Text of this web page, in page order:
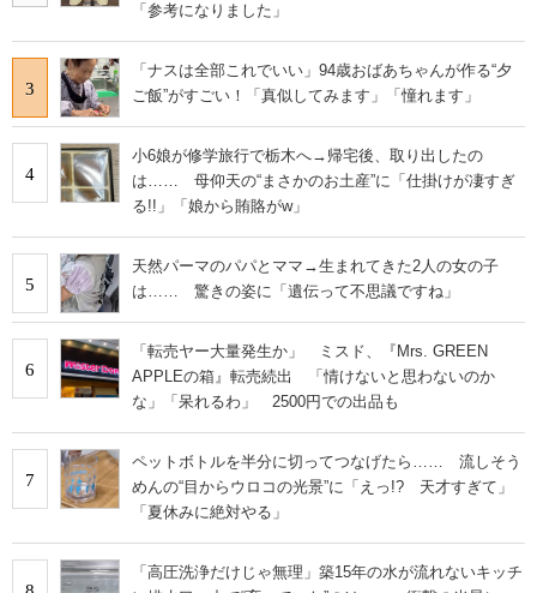
「参考になりました」
3
「ナスは全部これでいい」94歳おばあちゃんが作る“夕
ご飯”がすごい！「真似してみます」「憧れます」
4
小6娘が修学旅行で栃木へ→帰宅後、取り出したの
は…… 母仰天の“まさかのお土産”に「仕掛けが凄すぎ
る!!」「娘から賄賂がw」
5
天然パーマのパパとママ→生まれてきた2人の女の子
は…… 驚きの姿に「遺伝って不思議ですね」
6
「転売ヤー大量発生か」 ミスド、『Mrs. GREEN
APPLEの箱』転売続出 「情けないと思わないのか
な」「呆れるわ」 2500円での出品も
7
ペットボトルを半分に切ってつなげたら…… 流しそう
めんの“目からウロコの光景”に「えっ!? 天才すぎて」
「夏休みに絶対やる」
「高圧洗浄だけじゃ無理」築15年の水が流れないキッチ